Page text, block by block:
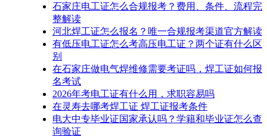
石家庄电工证怎么合规报考？费用、条件、流程完
整解读
河北焊工证怎么报名？唯一合规报考渠道官方解读
有低压电工证怎么考高压电工证？两个证有什么区
别
在石家庄做电气焊维修需要考证吗，焊工证如何报
名考试
2026年考电工证有什么用，求职容易吗
在灵寿去哪考焊工证 焊工证报考条件
电大中专毕业证国家承认吗？学籍和毕业证怎么查
询验证